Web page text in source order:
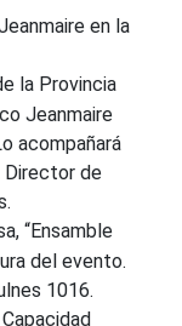
en la
la Provincia
Jeanmaire
acompañará
Director de
“Ensamble
del evento.
1016.